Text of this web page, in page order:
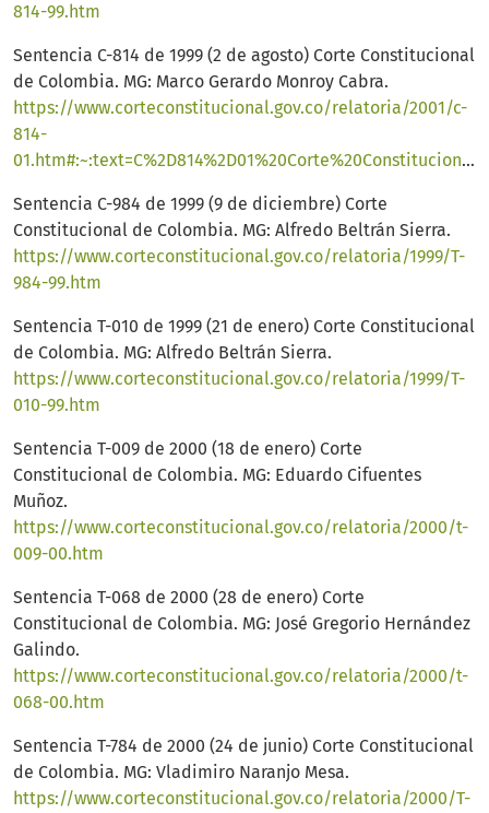
814-99.htm
Sentencia C-814 de 1999 (2 de agosto) Corte Constitucional
de Colombia. MG: Marco Gerardo Monroy Cabra.
https://www.corteconstitucional.gov.co/relatoria/2001/c-
814-
01.htm#:~:text=C%2D814%2D01%20Corte%20Constitucional%20de%20Colombia&text=La%20adopci%C3%B3n%20es%20el%20procedimiento,que%20biol%C3%B3gicamente%20no%20lo%20tienen.&text=Las%20consecuencias%20inmediatas%20de%20la,padre%20o%20madre%20a%20hijo
Sentencia C-984 de 1999 (9 de diciembre) Corte
Constitucional de Colombia. MG: Alfredo Beltrán Sierra.
https://www.corteconstitucional.gov.co/relatoria/1999/T-
984-99.htm
Sentencia T-010 de 1999 (21 de enero) Corte Constitucional
de Colombia. MG: Alfredo Beltrán Sierra.
https://www.corteconstitucional.gov.co/relatoria/1999/T-
010-99.htm
Sentencia T-009 de 2000 (18 de enero) Corte
Constitucional de Colombia. MG: Eduardo Cifuentes
Muñoz.
https://www.corteconstitucional.gov.co/relatoria/2000/t-
009-00.htm
Sentencia T-068 de 2000 (28 de enero) Corte
Constitucional de Colombia. MG: José Gregorio Hernández
Galindo.
https://www.corteconstitucional.gov.co/relatoria/2000/t-
068-00.htm
Sentencia T-784 de 2000 (24 de junio) Corte Constitucional
de Colombia. MG: Vladimiro Naranjo Mesa.
https://www.corteconstitucional.gov.co/relatoria/2000/T-